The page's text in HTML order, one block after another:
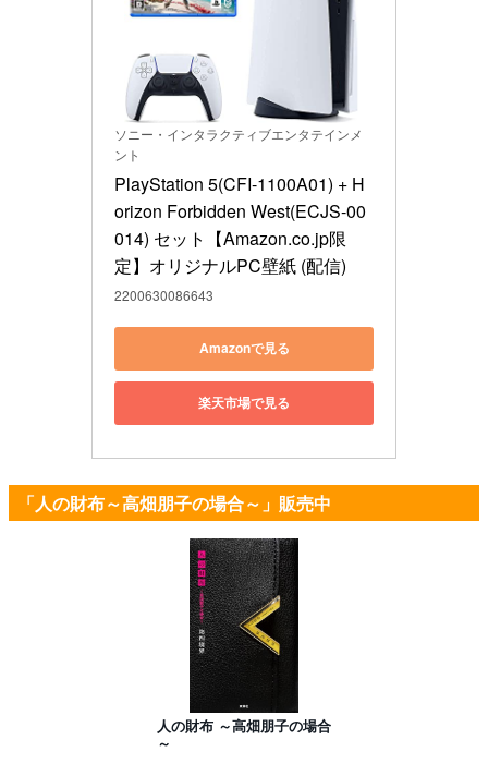
ソニー・インタラクティブエンタテインメ
ント
PlayStation 5(CFI-1100A01) + H
orizon Forbidden West(ECJS-00
014) セット【Amazon.co.jp限
定】オリジナルPC壁紙 (配信)
2200630086643
Amazonで見る
楽天市場で見る
「人の財布～高畑朋子の場合～」販売中
人の財布 ～高畑朋子の場合
～